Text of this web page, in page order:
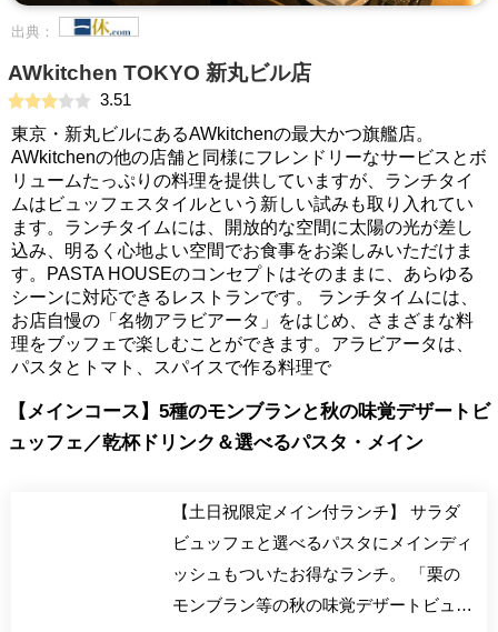
出典：
AWkitchen TOKYO 新丸ビル店
3.51
東京・新丸ビルにあるAWkitchenの最大かつ旗艦店。
AWkitchenの他の店舗と同様にフレンドリーなサービスとボ
リュームたっぷりの料理を提供していますが、ランチタイ
ムはビュッフェスタイルという新しい試みも取り入れてい
ます。ランチタイムには、開放的な空間に太陽の光が差し
込み、明るく心地よい空間でお食事をお楽しみいただけま
す。PASTA HOUSEのコンセプトはそのままに、あらゆる
シーンに対応できるレストランです。 ランチタイムには、
お店自慢の「名物アラビアータ」をはじめ、さまざまな料
理をブッフェで楽しむことができます。アラビアータは、
パスタとトマト、スパイスで作る料理で
【メインコース】5種のモンブランと秋の味覚デザートビ
ュッフェ／乾杯ドリンク＆選べるパスタ・メイン
【土日祝限定メイン付ランチ】 サラダ
ビュッフェと選べるパスタにメインディ
ッシュもついたお得なランチ。 「栗の
モンブラン等の秋の味覚デザートビュッ